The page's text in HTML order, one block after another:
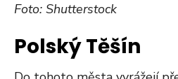
Foto: Shutterstock
Polský Těšín